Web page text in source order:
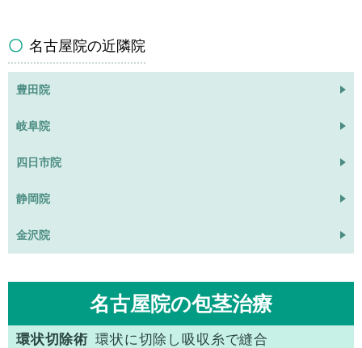
名古屋院の近隣院
豊田院
岐阜院
四日市院
静岡院
金沢院
名古屋院の包茎治療
環状切除術 環状に切除し吸収糸で縫合